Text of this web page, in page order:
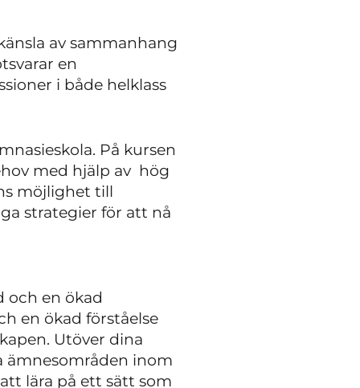
av sammanhang
en
i både helklass
På kursen
med hjälp av hög
möjlighet till
strategier för att nå
och en ökad
en ökad förståelse
Utöver dina
ämnesområden inom
lära på ett sätt som